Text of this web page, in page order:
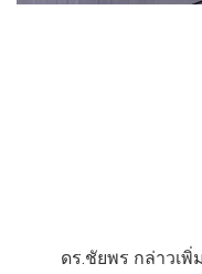
ดร.ชัยพร กล่าวเ